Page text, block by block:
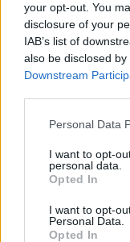
your opt-out. You
disclosure of your
IAB’s list of
also be disclosed
Downstream
Please note that
not limited to your
grant or deny
use your data for
consent section.
Personal Data
I want to opt-
personal data.
Opted In
I want to opt-
Personal Data.
Opted In
Emily Ratajkowski